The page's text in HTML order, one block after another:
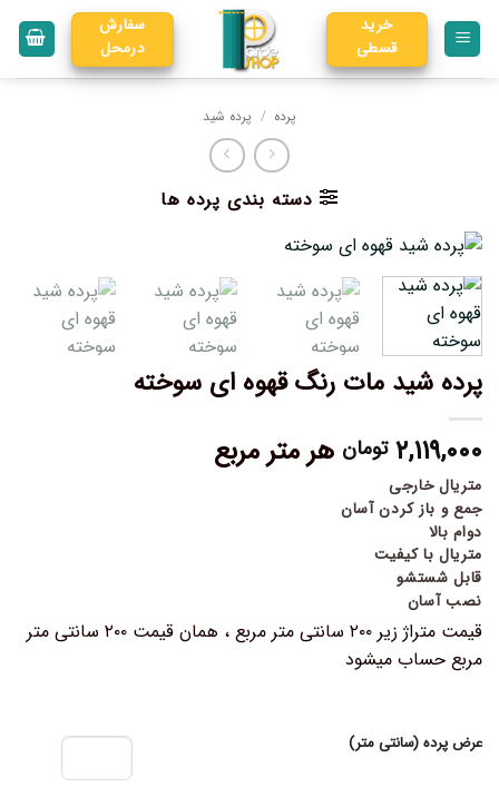
خرید
قسطی
سفارش
درمحل
پرده / پرده شید
دسته بندی پرده ها
پرده شید مات رنگ قهوه ای سوخته
۲,۱۱۹,۰۰۰ تومان هر متر مربع
متریال خارجی
جمع و باز کردن آسان
دوام بالا
متریال با کیفیت
قابل شستشو
نصب آسان
قیمت متراژ زیر ۲۰۰ سانتی متر مربع ، همان قیمت ۲۰۰ سانتی متر
مربع حساب میشود
عرض پرده (سانتی متر)